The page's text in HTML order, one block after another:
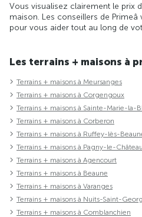
Vous visualisez clairement le prix
maison. Les conseillers de
pour vous aider tout au long de
Les terrains + maisons à
Terrains + maisons à Meursanges
Terrains + maisons à Corgengoux
Terrains + maisons à Sainte-Marie-la-
Terrains + maisons à Corberon
Terrains + maisons à Ruffey-lès-
Terrains + maisons à Pagny-le-Château
Terrains + maisons à Agencourt
Terrains + maisons à Beaune
Terrains + maisons à Varanges
Terrains + maisons à Nuits-Saint-
Terrains + maisons à Comblanchien